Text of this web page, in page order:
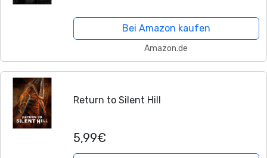
Bei Amazon kaufen
Amazon.de
Return to Silent Hill
5,99€